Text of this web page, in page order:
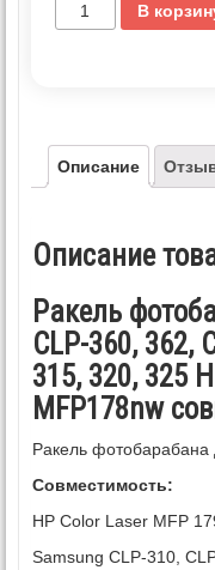
В
Описание
Описание
Ракель
CLP-360, 362,
315, 320, 325
MFP178nw
Ракель
Совместимость:
HP Color Laser MFP
Samsung CLP-310,